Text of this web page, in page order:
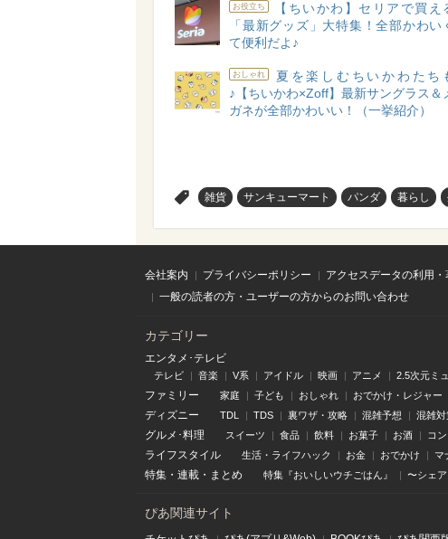
お役立ち
【ちいかわ】セリアで買え
「最新グッズ」大特集！全部かわい
て便利だよ♪
おしゃれ
夏を楽しむちいかわたち
♪【ちいかわ×Zoff】最新サングラス＆
ガネが全部かわいい！（一挙紹介）
雑貨 サンキューマート パンダ 暮らし
会社案内 プライバシーポリシー アクセスデータの利用
一般の読者の方・ユーザーの方からのお問い合わせ
カテゴリー
エンタメ･テレビ
テレビ 音楽 V系 アイドル 映画 アニメ 2.5次元ミ
ファミリー 家庭 子ども おしゃれ おでかけ・レジャー
ディズニー TDL TDS 裏ワザ・攻略 混雑予想 混雑対
グルメ･料理 スイーツ 食品 飲料 お菓子 お酒 コ
ライフスタイル 生活・ライフハック お金 おでかけ マ
特集 ・ 連載 ・ まとめ 特集『おいしいウチごはん』 〜シェ
ぴあ関連サイト